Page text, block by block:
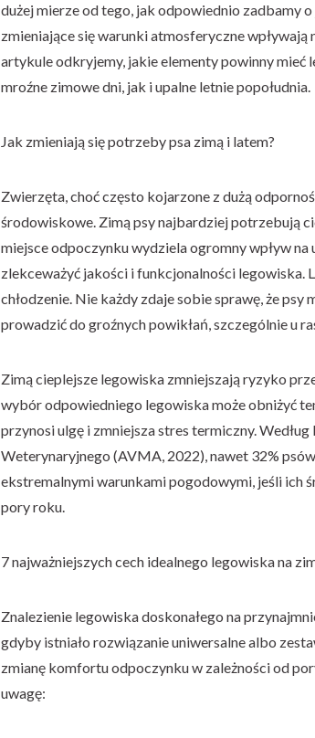
dużej mierze od tego, jak odpowiednio zadbamy
zmieniające się warunki atmosferyczne
artykule odkryjemy, jakie elementy powinny mieć
mroźne zimowe dni, jak i upalne letnie popołudnia.
Jak zmieniają się potrzeby psa zimą i latem?
Zwierzęta, choć często kojarzone z dużą
środowiskowe. Zimą psy najbardziej potrzebują
miejsce odpoczynku wydziela ogromny wpływ na
zlekceważyć jakości i funkcjonalności legowiska.
chłodzenie. Nie każdy zdaje sobie sprawę, że
prowadzić do groźnych powikłań, szczególnie u
Zimą cieplejsze legowiska zmniejszają ryzyko
wybór odpowiedniego legowiska może obniżyć
przynosi ulgę i zmniejsza stres termiczny.
Weterynaryjnego (AVMA, 2022), nawet 32%
ekstremalnymi warunkami pogodowymi, jeśli ich
pory roku.
7 najważniejszych cech idealnego legowiska na
Znalezienie legowiska doskonałego na
gdyby istniało rozwiązanie uniwersalne albo
zmianę komfortu odpoczynku w zależności od
uwagę: